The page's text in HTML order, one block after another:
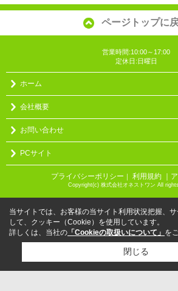
ページトップに
営業時間:10:00～17:00
定休日:日曜日
ホーム
会社概要
お問い合わせ
PCサイト
プライバシーポリシー ｜ 利用規約 ｜
Copyright(c) 株式会社オネストワン All
当サイトでは、お客様の当サイト利用状況把握、
して、クッキー（Cookie）を使用しています。
詳しくは、当社の 「Cookieの取扱いについて」 を
閉じる